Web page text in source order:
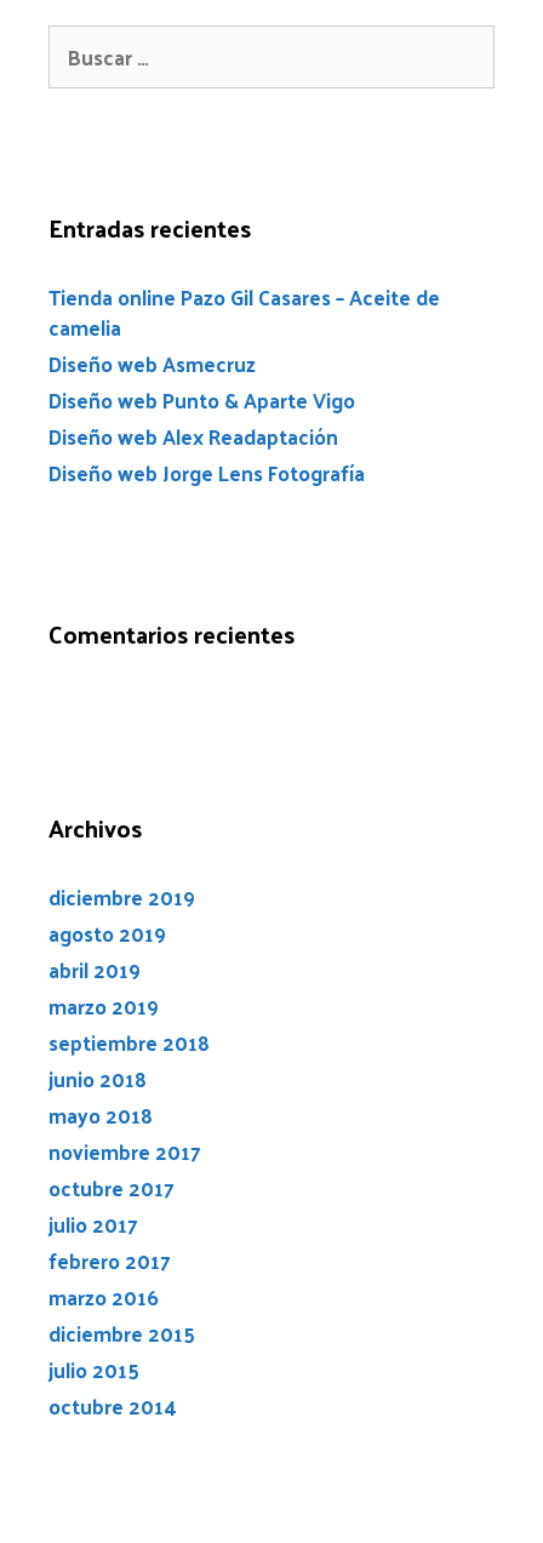
Entradas recientes
Tienda online Pazo Gil Casares – Aceite de
camelia
Diseño web Asmecruz
Diseño web Punto & Aparte Vigo
Diseño web Alex Readaptación
Diseño web Jorge Lens Fotografía
Comentarios recientes
Archivos
diciembre 2019
agosto 2019
abril 2019
marzo 2019
septiembre 2018
junio 2018
mayo 2018
noviembre 2017
octubre 2017
julio 2017
febrero 2017
marzo 2016
diciembre 2015
julio 2015
octubre 2014